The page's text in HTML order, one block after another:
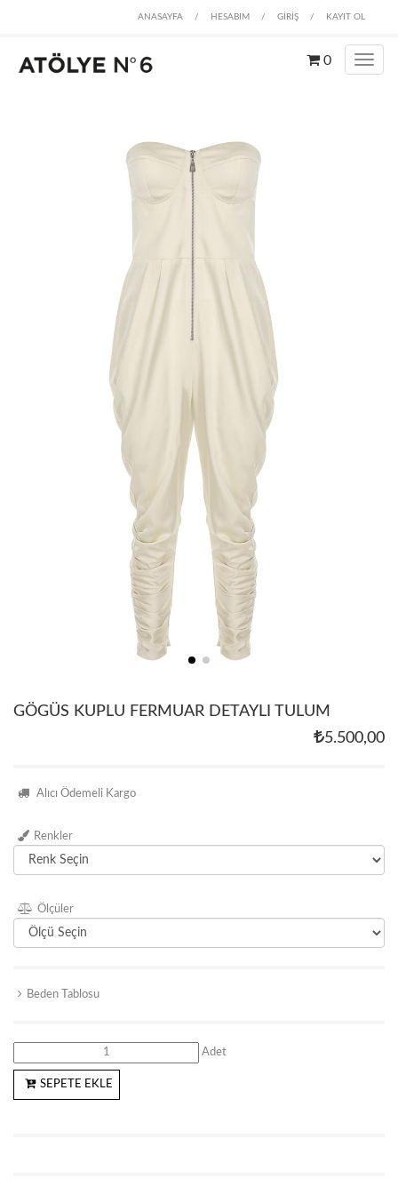
ANASAYFA / HESABIM / GİRİŞ / KAYIT OL
0
GÖGÜS KUPLU FERMUAR DETAYLI TULUM
5.500,00
Alıcı Ödemeli Kargo
Renkler
Ölçüler
Beden Tablosu
Adet
SEPETE EKLE